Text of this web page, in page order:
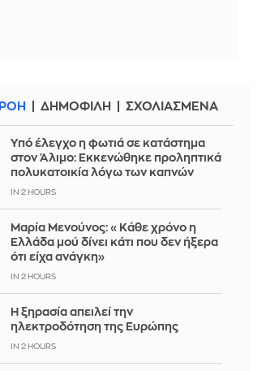
ΡΟΗ ΔΗΜΟΦΙΛΗ ΣΧΟΛΙΑΣΜΕΝΑ
Yπό έλεγχο η φωτιά σε κατάστημα
στον Άλιμο: Εκκενώθηκε προληπτικά
πολυκατοικία λόγω των καπνών
IN 2 HOURS
Μαρία Μενούνος: «Κάθε χρόνο η
Ελλάδα μού δίνει κάτι που δεν ήξερα
ότι είχα ανάγκη»
IN 2 HOURS
Η ξηρασία απειλεί την
ηλεκτροδότηση της Ευρώπης
IN 2 HOURS